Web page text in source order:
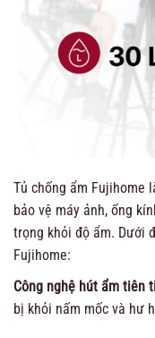
Tủ chống ẩm Fujihome
bảo vệ máy ảnh, ống
trọng khỏi độ ẩm. Dưới
Fujihome:
Công nghệ hút ẩm tiên
bị khỏi nấm mốc và hư